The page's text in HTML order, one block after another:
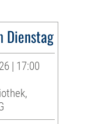
Dienstag
| 17:00